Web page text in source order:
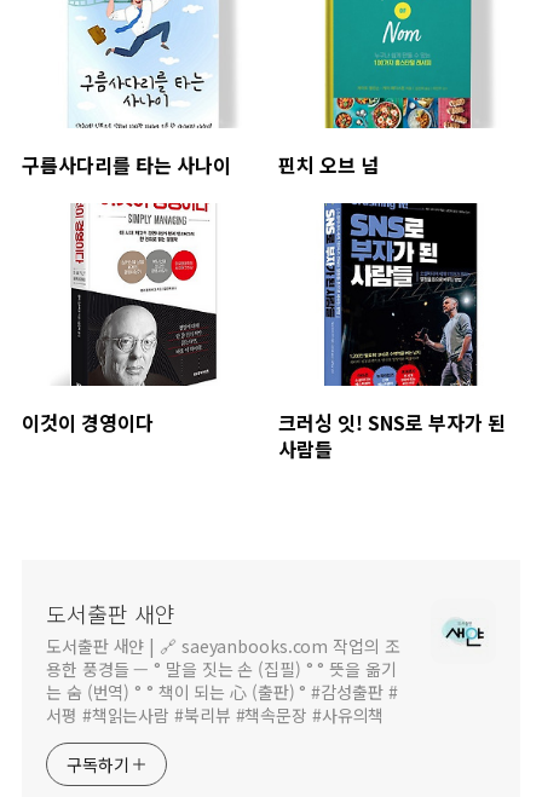
구름사다리를 타는 사나이 핀치 오브 넘
이것이 경영이다
크러싱 잇! SNS로 부자가 된
사람들
도서출판 새얀
도서출판 새얀 | 🔗 saeyanbooks.com 작업의 조
용한 풍경들 — ° 말을 짓는 손 (집필) ° ° 뜻을 옮기
는 숨 (번역) ° ° 책이 되는 心 (출판) ° #감성출판 #
서평 #책읽는사람 #북리뷰 #책속문장 #사유의책
구독하기